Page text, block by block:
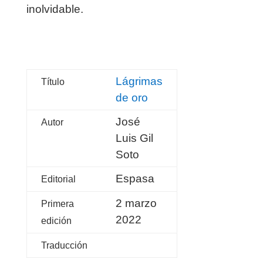
inolvidable.
Título
Lágrimas
de oro
Autor
José
Luis Gil
Soto
Editorial Espasa
Primera
edición
2 marzo
2022
Traducción